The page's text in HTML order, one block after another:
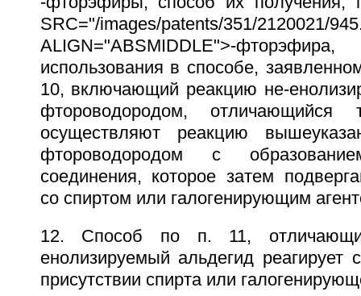
SRC="/images/patents/351/2120021/
ALIGN="ABSMIDDLE">-
использования в способе,
10, включающий реакцию не-
фтороводородом,
осуществляют реакцию
фтороводородом с
соединения, которое затем
со спиртом или галогенирующим
12. Способ по п. 11,
енолизируемый альдегид
присутствии спирта или